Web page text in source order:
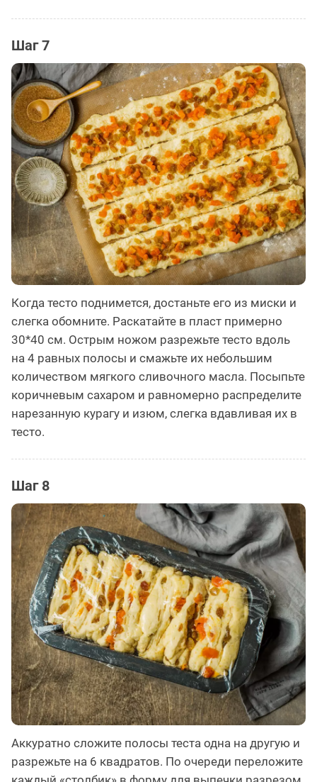
Шаг 7
Когда тесто поднимется, достаньте его из миски и
слегка обомните. Раскатайте в пласт примерно
30*40 см. Острым ножом разрежьте тесто вдоль
на 4 равных полосы и смажьте их небольшим
количеством мягкого сливочного масла. Посыпьте
коричневым сахаром и равномерно распределите
нарезанную курагу и изюм, слегка вдавливая их в
тесто.
Шаг 8
Аккуратно сложите полосы теста одна на другую и
разрежьте на 6 квадратов. По очереди переложите